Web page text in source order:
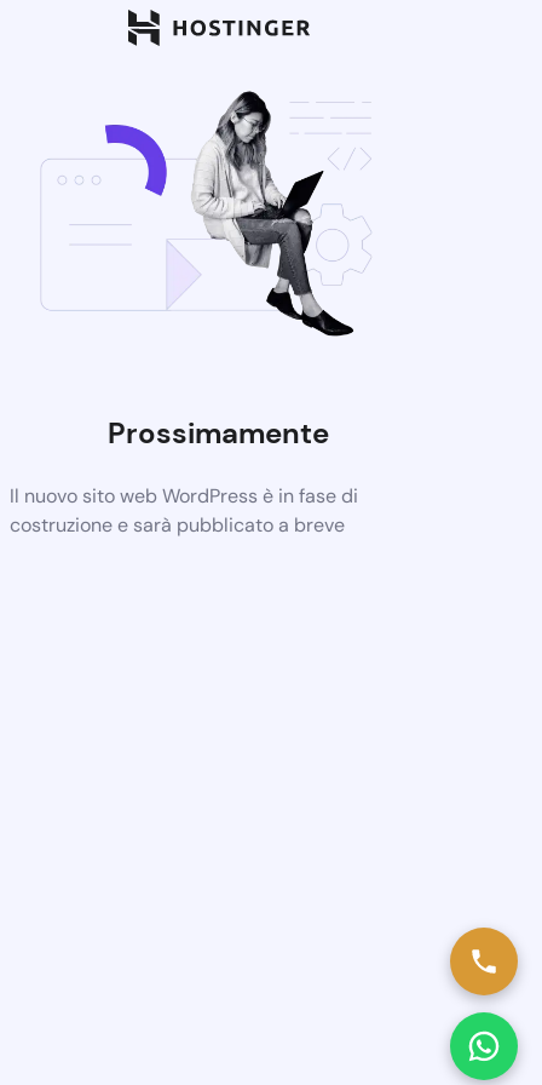
Prossimamente
Il nuovo sito web WordPress è in fase di
costruzione e sarà pubblicato a breve